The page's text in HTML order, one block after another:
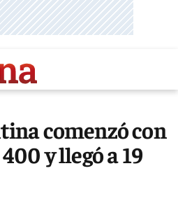
comenzó con
y llegó a 19